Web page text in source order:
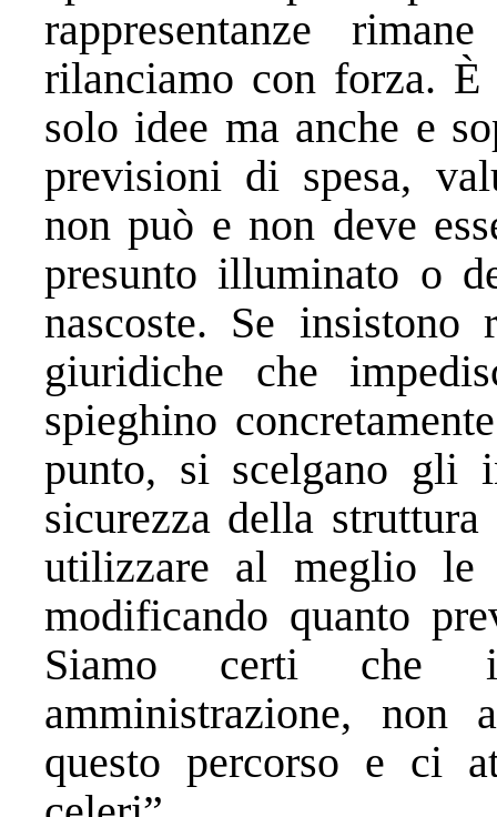
rappresentanze
rilanciamo con forza.
solo idee ma anche e
previsioni di spesa,
non può e non deve
presunto illuminato o
nascoste. Se insistono
giuridiche che
spieghino
punto, si scelgano gli
sicurezza della
utilizzare al meglio le
modificando quanto
Siamo certi che
amministrazione, non
questo percorso e ci